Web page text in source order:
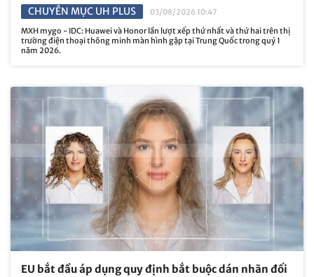
CHUYÊN MỤC UH PLUS
03/08/2026 10:47
MXH mygo - IDC: Huawei và Honor lần lượt xếp thứ nhất và thứ hai trên thị
trường điện thoại thông minh màn hình gập tại Trung Quốc trong quý 1
năm 2026.
EU bắt đầu áp dụng quy định bắt buộc dán nhãn đối